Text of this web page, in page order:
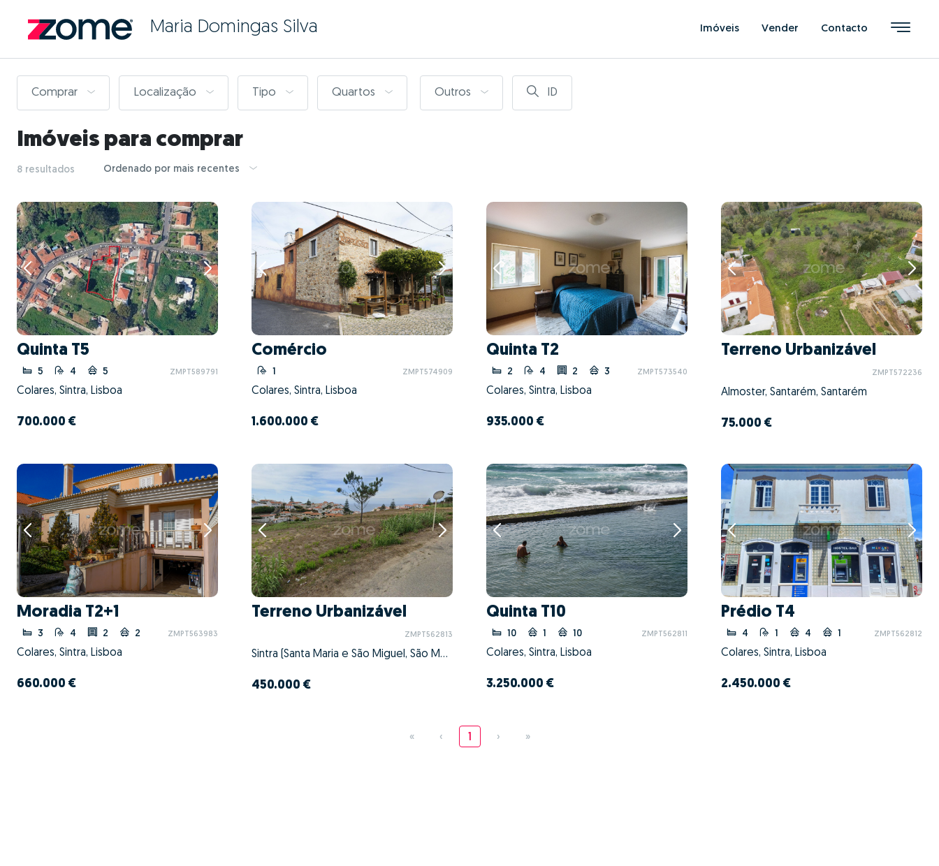
Maria Domingas Silva Imóveis Vender Contacto
Comprar Localização Tipo Quartos Outros ID
Imóveis para comprar
8 resultados Ordenado por mais recentes
Quinta T5
5 4 5 ZMPT589791
Colares, Sintra, Lisboa
700.000 €
Comércio
1 ZMPT574909
Colares, Sintra, Lisboa
1.600.000 €
Quinta T2
2 4 2 3 ZMPT573540
Colares, Sintra, Lisboa
935.000 €
Terreno Urbanizável
ZMPT572236
Almoster, Santarém, Santarém
75.000 €
Moradia T2+1
3 4 2 2 ZMPT563983
Colares, Sintra, Lisboa
660.000 €
Terreno Urbanizável
ZMPT562813
Sintra (Santa Maria e São Miguel, São Martinho e São Pedro de Penaferrim), Sintra, Lisboa
450.000 €
Quinta T10
10 1 10 ZMPT562811
Colares, Sintra, Lisboa
3.250.000 €
Prédio T4
4 1 4 1 ZMPT562812
Colares, Sintra, Lisboa
2.450.000 €
« ‹ 1 › »